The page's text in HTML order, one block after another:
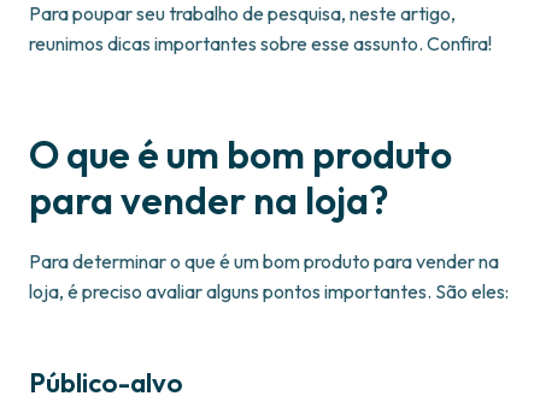
Para poupar seu trabalho de pesquisa, neste artigo,
reunimos dicas importantes sobre esse assunto. Confira!
O que é um bom produto
para vender na loja?
Para determinar o que é um bom produto para vender na
loja, é preciso avaliar alguns pontos importantes. São eles:
Público-alvo